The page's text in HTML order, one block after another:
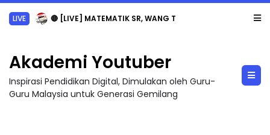
LIVE 🔴 [LIVE] MATEMATIK SR, WANG TAHUN 6 OLEH CIKGU ANITA #ALLINONE #141 #...
Akademi Youtuber
Inspirasi Pendidikan Digital, Dimulakan oleh Guru-
Guru Malaysia untuk Generasi Gemilang